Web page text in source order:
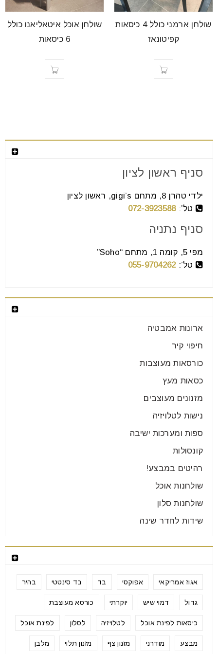
שולחן ארמני כולל 4 כיסאות
קפיטונאז
שולחן אוכל איטאליאנו כולל
6 כיסאות
סניף ראשון לציון
ילדי טהרן 8, מתחם gigi’s, ראשון לציון
טל’:072-3923588
סניף נתניה
מפי 5, קומה 1, מתחם “Soho”
טל’:055-9704262
ארונות אמבטיה
חיפוי קיר
כורסאות מעוצבות
כסאות מעץ
מזנונים מעוצבים
נישות לטלויזיה
ספות ומערכות ישיבה
קונסולות
רהיטים במבצע!
שולחנות אוכל
שולחנות סלון
שידות לחדר שינה
אגוז אמריקאי אפוקסי בד בד סינטטי בהיר
גדול דמוי שיש יוקרתי כורסא מעוצבת
כיסאות לפינת אוכל לטלויזיה לסלון לפינת אוכל
מבצע מודרני מזנון צף מזנון תלוי מלבן
font_download סמן קישורים